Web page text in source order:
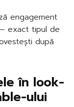
engagement
exact tipul de
după
în look-
ului